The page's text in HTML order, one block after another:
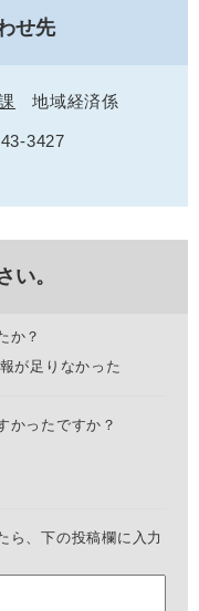
せ先
地域経済係
3427
い。
か？
が足りなかった
かったですか？
ら、下の投稿欄に入力